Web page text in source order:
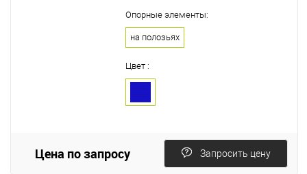
Опорные элементы:
на полозьях
Цвет :
Цена по запросу Запросить цену